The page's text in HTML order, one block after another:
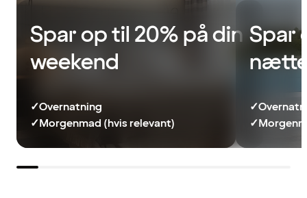
Spar op til 20% på din
weekend
✓Overnatning
✓Morgenmad (hvis relevant)
Spar
✓
✓